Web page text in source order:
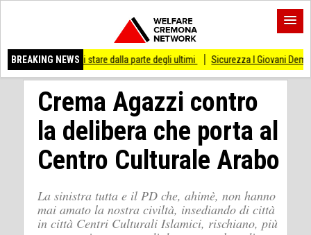
BREAKING NEWS
di stare dalla parte degli ultimi Sicurezza I Giovani Democratici
Crema Agazzi contro
la delibera che porta al
Centro Culturale Arabo
La sinistra tutta e il PD che, ahimè, non hanno
mai amato la nostra civiltà, insediando di città
in città Centri Culturali Islamici, rischiano, più